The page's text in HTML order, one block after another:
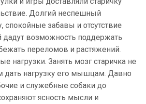
Долгий неспешный
спокойные забавы и отсутствие
возможность поддержать
переломов и растяжений.
нагрузки. Занять мозг старичка не
дать нагрузку его мышцам. Давно
и служебные собаки до
ясность мысли и